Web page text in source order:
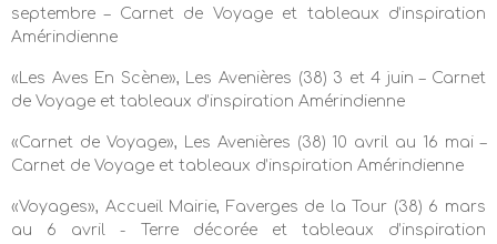
septembre – Carnet de Voyage et tableaux d’inspiration
Amérindienne
«Les Aves En Scène», Les Avenières (38) 3 et 4 juin – Carnet
de Voyage et tableaux d’inspiration Amérindienne
«Carnet de Voyage», Les Avenières (38) 10 avril au 16 mai –
Carnet de Voyage et tableaux d’inspiration Amérindienne
«Voyages», Accueil Mairie, Faverges de la Tour (38) 6 mars
au 6 avril - Terre décorée et tableaux d’inspiration